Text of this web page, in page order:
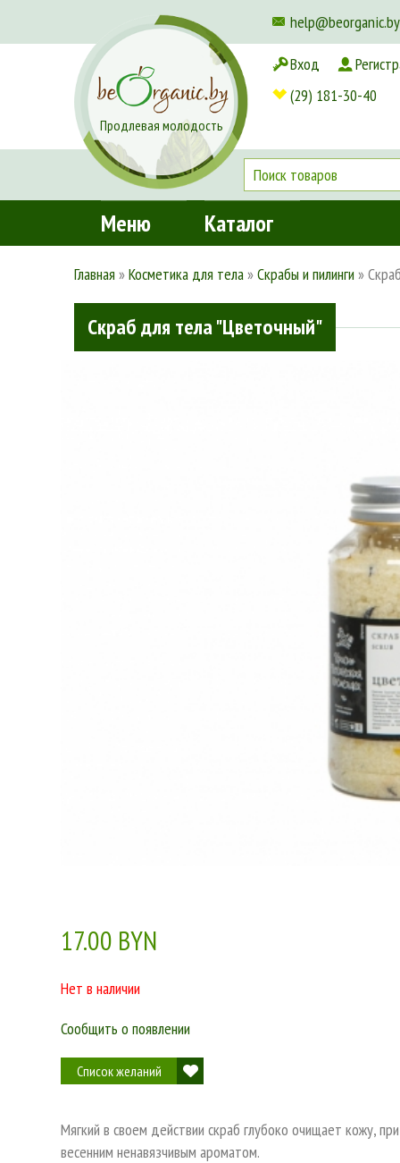
help@beorganic.by
Доставка и оплата
Продлевая молодость
Вход
(29) 181-30-40
Меню Каталог
Главная »Косметика для тела»Скрабы и пилинги »
Скраб для тела "Цветочный"
17.00 BYN
Нет в наличии
Сообщить о появлении
Список желаний
Мягкий в своем действии скраб глубоко очищает кожу,
весенним ненавязчивым ароматом.